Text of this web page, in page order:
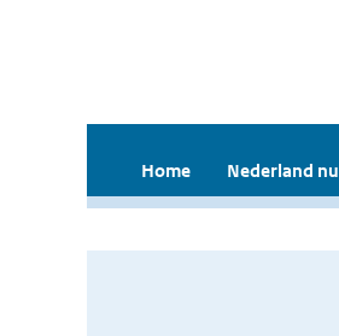
Home Nederland nu